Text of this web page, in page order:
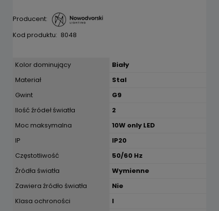
Producent:
Kod produktu: 8048
Kolor dominujący
Biały
Materiał
Stal
Gwint
G9
Ilość źródeł światła
2
Moc maksymalna
10W only LED
IP
IP20
Częstotliwość
50/60 Hz
Źródła światła
Wymienne
Zawiera źródło światła
Nie
Klasa ochroności
I